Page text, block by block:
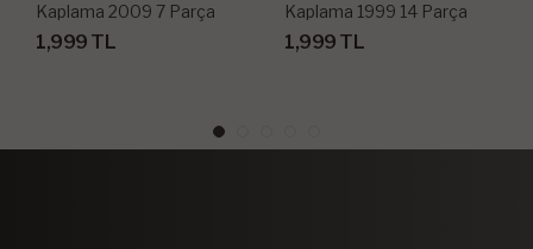
Kaplama 2009 7 Parça
1,999 TL
Kaplama 1999 14 Parça
1,999 TL